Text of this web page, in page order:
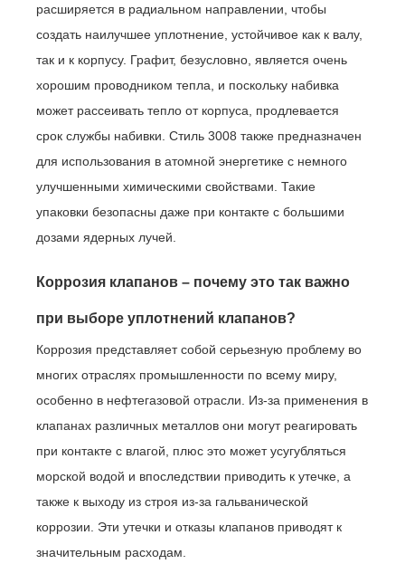
расширяется в радиальном направлении, чтобы
создать наилучшее уплотнение, устойчивое как к валу,
так и к корпусу. Графит, безусловно, является очень
хорошим проводником тепла, и поскольку набивка
может рассеивать тепло от корпуса, продлевается
срок службы набивки. Стиль 3008 также предназначен
для использования в атомной энергетике с немного
улучшенными химическими свойствами. Такие
упаковки безопасны даже при контакте с большими
дозами ядерных лучей.
Коррозия клапанов – почему это так важно
при выборе уплотнений клапанов?
Коррозия представляет собой серьезную проблему во
многих отраслях промышленности по всему миру,
особенно в нефтегазовой отрасли. Из-за применения в
клапанах различных металлов они могут реагировать
при контакте с влагой, плюс это может усугубляться
морской водой и впоследствии приводить к утечке, а
также к выходу из строя из-за гальванической
коррозии. Эти утечки и отказы клапанов приводят к
значительным расходам.